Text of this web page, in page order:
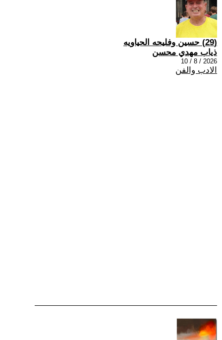
(29) حسين وفليحه الحياويه
ذياب مهدي محسن
2026 / 8 / 10
الادب والفن